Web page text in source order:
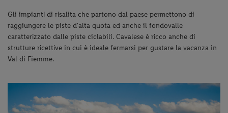
Gli impianti di risalita che partono dal paese permettono di
raggiungere le piste d'alta quota ed anche il fondovalle
caratterizzato dalle piste ciclabili. Cavalese è ricco anche di
strutture ricettive in cui è ideale fermarsi per gustare la vacanza in
Val di Fiemme.